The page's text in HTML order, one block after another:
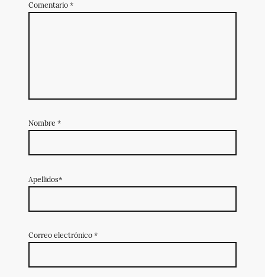
Comentario *
Nombre *
Apellidos*
Correo electrónico *